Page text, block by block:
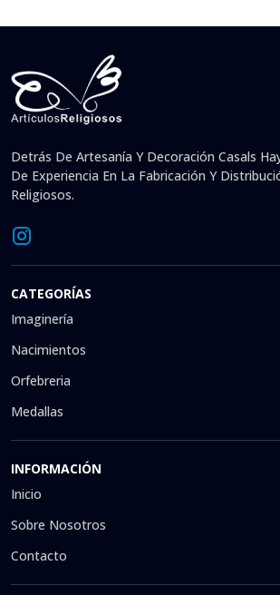
Detrás De Artesanía Y Decoración Casals
De Experiencia En La Fabricación Y
Religiosos.
CATEGORÍAS
Imaginería
Nacimientos
Orfebreria
Medallas
INFORMACIÓN
Inicio
Sobre Nosotros
Contacto